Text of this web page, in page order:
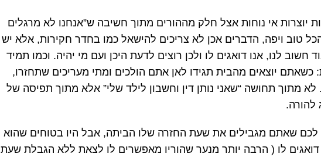
יוצרות אי נוחות אצל חלק מההורים מתוך חשיבה ש”אנחנו לא מרגלים
טוב ויפה, הדברים אכן לא צריכים להישאל כמו בחדר חקירות, אלא יש
חשוב לנו, אנו דואגים לו ולכן רוצים לדעת היכן ועם מי יהיה. וכמו תמיד
יוצאים מהבית תגידו לאן אתם הולכים ומתי מעריכים שתחזרו,
לא מתוך תחושה “שאני נותן דין וחשבון לילד שלי” אלא מתוך תפיסה של
להורה.
לכם שאתם מגבילים את שעת החזרה שלו הביתה, אבל היו בטוחים שהוא
לו ( הרבה יותר מנער שהוריו מאפשרים לו לצאת ללא הגבלת שעת